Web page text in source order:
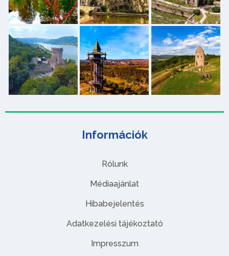
Információk
Rólunk
Médiaajánlat
Hibabejelentés
Adatkezelési tájékoztató
Impresszum